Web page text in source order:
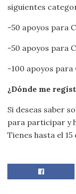
siguientes
-50 apoyos para
-50 apoyos para
-100 apoyos
¿Dónde me
Si deseas saber
para participar y
Tienes hasta el